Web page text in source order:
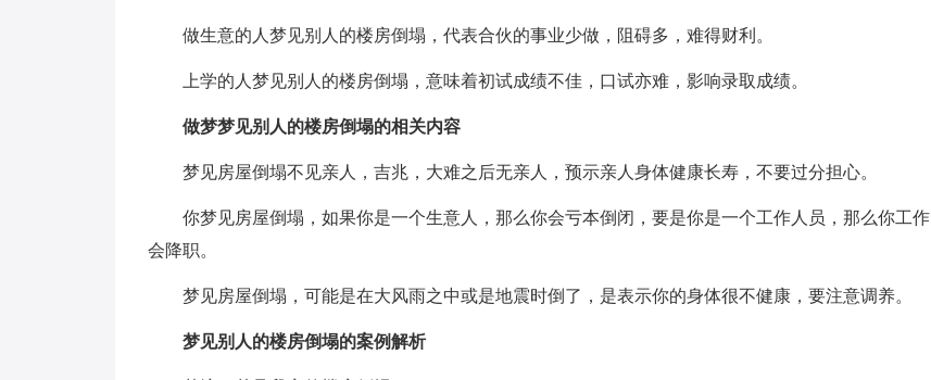
做生意的人梦见别人的楼房倒塌，代表合伙的事业少做，阻碍多，难得财利。
上学的人梦见别人的楼房倒塌，意味着初试成绩不佳，口试亦难，影响录取成绩。
做梦梦见别人的楼房倒塌的相关内容
梦见房屋倒塌不见亲人，吉兆，大难之后无亲人，预示亲人身体健康长寿，不要过分担心。
你梦见房屋倒塌，如果你是一个生意人，那么你会亏本倒闭，要是你是一个工作人员，那么你工作
会降职。
梦见房屋倒塌，可能是在大风雨之中或是地震时倒了，是表示你的身体很不健康，要注意调养。
梦见别人的楼房倒塌的案例解析